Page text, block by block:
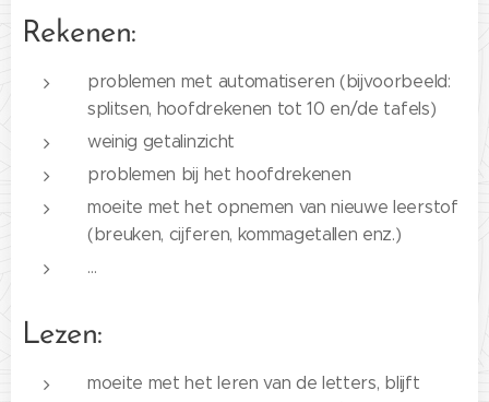
Rekenen:
problemen met automatiseren (bijvoorbeeld:
splitsen, hoofdrekenen tot 10 en/de tafels)
weinig getalinzicht
problemen bij het hoofdrekenen
moeite met het opnemen van nieuwe leerstof
(breuken, cijferen, kommagetallen enz.)
…
Lezen:
moeite met het leren van de letters, blijft